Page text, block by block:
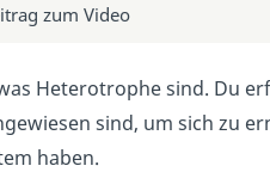
zum Video
Heterotrophe sind. Du
sind, um sich zu
haben.